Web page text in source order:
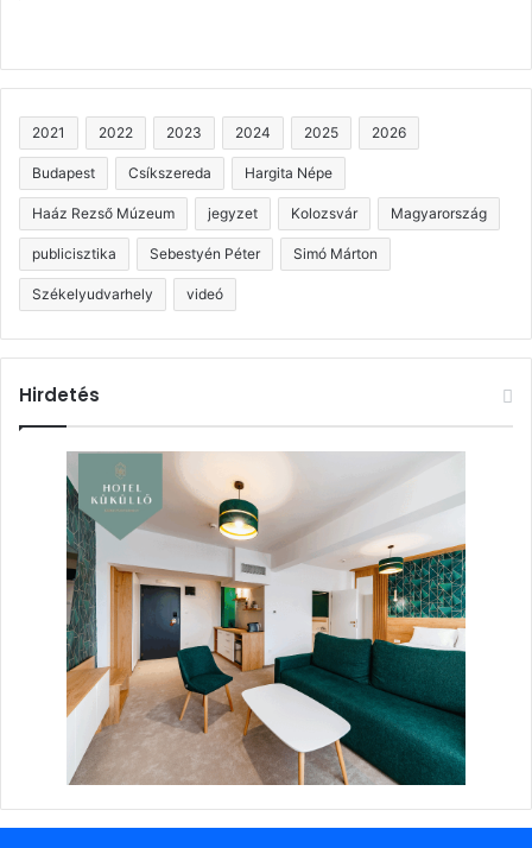
2021 2022 2023 2024 2025 2026
Budapest Csíkszereda Hargita Népe
Haáz Rezső Múzeum jegyzet Kolozsvár Magyarország
publicisztika Sebestyén Péter Simó Márton
Székelyudvarhely videó
Hirdetés